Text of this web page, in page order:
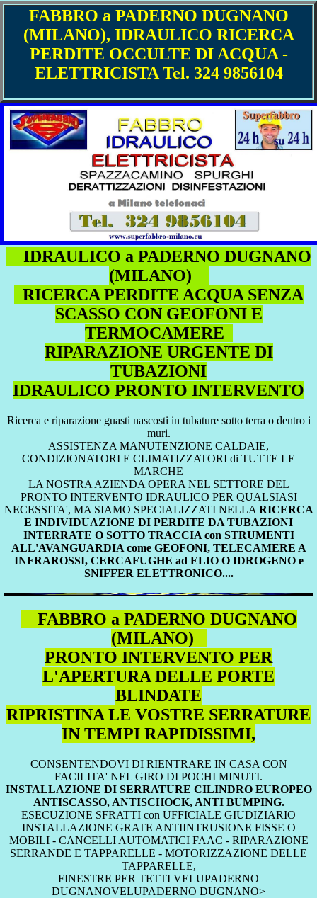
FABBRO a PADERNO DUGNANO
(MILANO), IDRAULICO RICERCA
PERDITE OCCULTE DI ACQUA -
ELETTRICISTA Tel. 324 9856104
IDRAULICO a PADERNO DUGNANO
(MILANO)
RICERCA PERDITE ACQUA SENZA
SCASSO CON GEOFONI E
TERMOCAMERE
RIPARAZIONE URGENTE DI
TUBAZIONI
IDRAULICO PRONTO INTERVENTO
Ricerca e riparazione guasti nascosti in tubature sotto terra o dentro i
muri.
ASSISTENZA MANUTENZIONE CALDAIE,
CONDIZIONATORI E CLIMATIZZATORI di TUTTE LE
MARCHE
LA NOSTRA AZIENDA OPERA NEL SETTORE DEL
PRONTO INTERVENTO IDRAULICO PER QUALSIASI
NECESSITA', MA SIAMO SPECIALIZZATI NELLA RICERCA
E INDIVIDUAZIONE DI PERDITE DA TUBAZIONI
INTERRATE O SOTTO TRACCIA con STRUMENTI
ALL'AVANGUARDIA come GEOFONI, TELECAMERE A
INFRAROSSI, CERCAFUGHE ad ELIO O IDROGENO e
SNIFFER ELETTRONICO....
FABBRO a PADERNO DUGNANO
(MILANO)
PRONTO INTERVENTO PER
L'APERTURA DELLE PORTE
BLINDATE
RIPRISTINA LE VOSTRE SERRATURE
IN TEMPI RAPIDISSIMI,
CONSENTENDOVI DI RIENTRARE IN CASA CON
FACILITA' NEL GIRO DI POCHI MINUTI.
INSTALLAZIONE DI SERRATURE CILINDRO EUROPEO
ANTISCASSO, ANTISCHOCK, ANTI BUMPING.
ESECUZIONE SFRATTI con UFFICIALE GIUDIZIARIO
INSTALLAZIONE GRATE ANTIINTRUSIONE FISSE O
MOBILI - CANCELLI AUTOMATICI FAAC - RIPARAZIONE
SERRANDE E TAPPARELLE - MOTORIZZAZIONE DELLE
TAPPARELLE,
FINESTRE PER TETTI VELUPADERNO
DUGNANOVELUPADERNO DUGNANO>